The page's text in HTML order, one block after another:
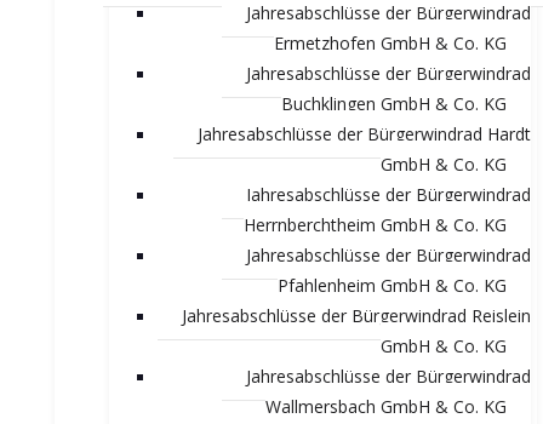
Jahresabschlüsse der Bürgerwindrad
Ermetzhofen GmbH & Co. KG
Jahresabschlüsse der Bürgerwindrad
Buchklingen GmbH & Co. KG
Jahresabschlüsse der Bürgerwindrad Hardt
GmbH & Co. KG
Jahresabschlüsse der Bürgerwindrad
Herrnberchtheim GmbH & Co. KG
Jahresabschlüsse der Bürgerwindrad
Pfahlenheim GmbH & Co. KG
Jahresabschlüsse der Bürgerwindrad Reislein
GmbH & Co. KG
Jahresabschlüsse der Bürgerwindrad
Wallmersbach GmbH & Co. KG